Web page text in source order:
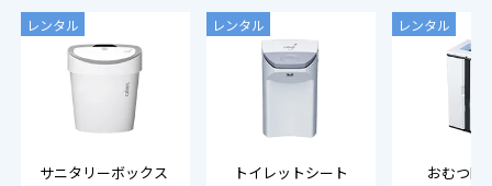
サニタリーボックス
レンタル
トイレットシート
レンタル
おむつ回
レンタル